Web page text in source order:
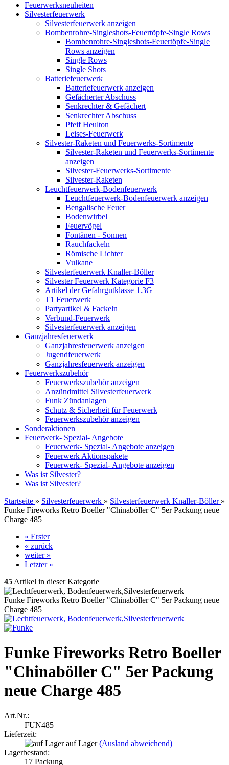
Feuerwerksneuheiten
Silvesterfeuerwerk
Silvesterfeuerwerk anzeigen
Bombenrohre-Singleshots-Feuertöpfe-Single Rows
Bombenrohre-Singleshots-Feuertöpfe-Single
Rows anzeigen
Single Rows
Single Shots
Batteriefeuerwerk
Batteriefeuerwerk anzeigen
Gefächerter Abschuss
Senkrechter & Gefächert
Senkrechter Abschuss
Pfeif Heulton
Leises-Feuerwerk
Silvester-Raketen und Feuerwerks-Sortimente
Silvester-Raketen und Feuerwerks-Sortimente
anzeigen
Silvester-Feuerwerks-Sortimente
Silvester-Raketen
Leuchtfeuerwerk-Bodenfeuerwerk
Leuchtfeuerwerk-Bodenfeuerwerk anzeigen
Bengalische Feuer
Bodenwirbel
Feuervögel
Fontänen - Sonnen
Rauchfackeln
Römische Lichter
Vulkane
Silvesterfeuerwerk Knaller-Böller
Silvester Feuerwerk Kategorie F3
Artikel der Gefahrgutklasse 1.3G
T1 Feuerwerk
Partyartikel & Fackeln
Verbund-Feuerwerk
Silvesterfeuerwerk anzeigen
Ganzjahresfeuerwerk
Ganzjahresfeuerwerk anzeigen
Jugendfeuerwerk
Ganzjahresfeuerwerk anzeigen
Feuerwerkszubehör
Feuerwerkszubehör anzeigen
Anzündmittel Silvesterfeuerwerk
Funk Zündanlagen
Schutz & Sicherheit für Feuerwerk
Feuerwerkszubehör anzeigen
Sonderaktionen
Feuerwerk- Spezial- Angebote
Feuerwerk- Spezial- Angebote anzeigen
Feuerwerk Aktionspakete
Feuerwerk- Spezial- Angebote anzeigen
Was ist Silvester?
Was ist Silvester?
Startseite » Silvesterfeuerwerk » Silvesterfeuerwerk Knaller-Böller »
Funke Fireworks Retro Boeller "Chinaböller C" 5er Packung neue
Charge 485
« Erster
« zurück
weiter »
Letzter »
45 Artikel in dieser Kategorie
Funke Fireworks Retro Boeller "Chinaböller C" 5er Packung neue
Charge 485
Funke Fireworks Retro Boeller
"Chinaböller C" 5er Packung
neue Charge 485
Art.Nr.:
FUN485
Lieferzeit:
auf Lager(Ausland abweichend)
Lagerbestand:
17 Packung